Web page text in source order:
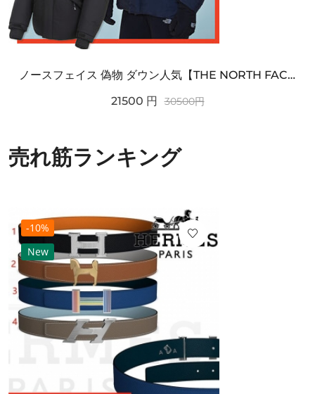
ノースフェイス 偽物 ダウン人気【THE NORTH FACE】M'S 7 SUMMIT HIM...
21500 円 30500円
売れ筋ランキング
-10%
New